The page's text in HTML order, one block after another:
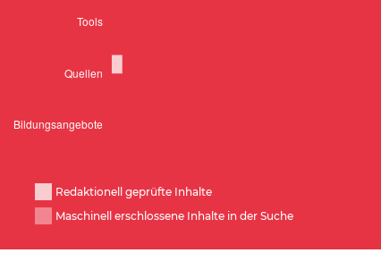
Redaktionell geprüfte Inhalte
Maschinell erschlossene Inhalte in der Suche